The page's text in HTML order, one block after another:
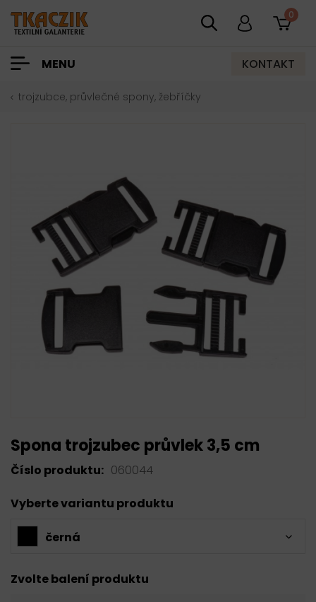
0
MENU KONTAKT
trojzubce, průvlečné spony, žebříčky
Spona trojzubec průvlek 3,5 cm
Číslo produktu: 060044
Vyberte variantu produktu
černá
Zvolte balení produktu